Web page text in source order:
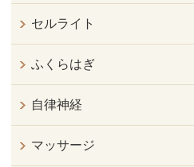
セルライト
ふくらはぎ
自律神経
マッサージ